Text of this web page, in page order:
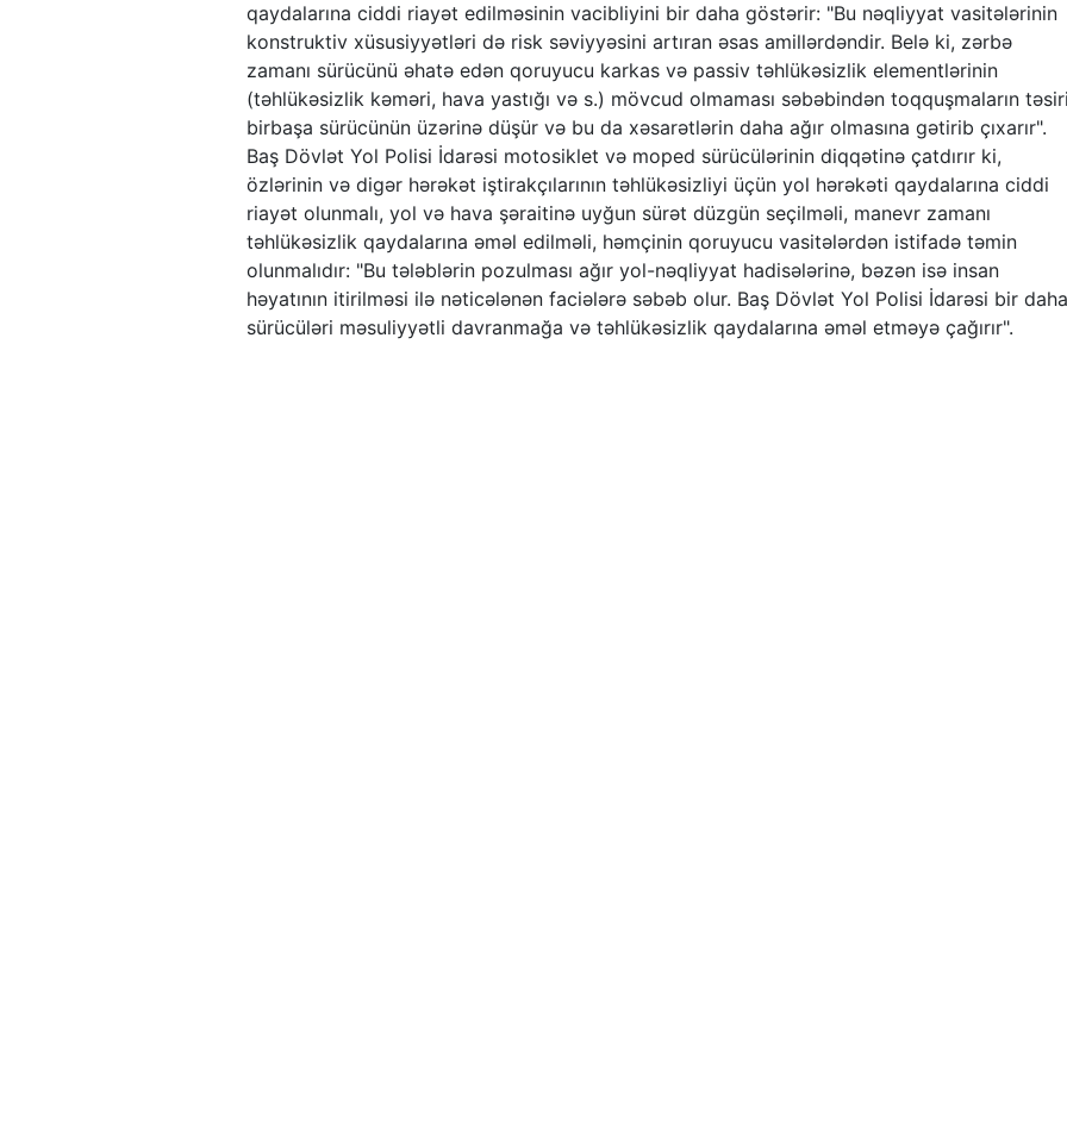
qaydalarına ciddi riayət edilməsinin vacibliyini bir daha göstərir: "Bu nəqliyyat vasitələrinin
konstruktiv xüsusiyyətləri də risk səviyyəsini artıran əsas amillərdəndir. Belə ki, zərbə
zamanı sürücünü əhatə edən qoruyucu karkas və passiv təhlükəsizlik elementlərinin
(təhlükəsizlik kəməri, hava yastığı və s.) mövcud olmaması səbəbindən toqquşmaların təsiri
birbaşa sürücünün üzərinə düşür və bu da xəsarətlərin daha ağır olmasına gətirib çıxarır".
Baş Dövlət Yol Polisi İdarəsi motosiklet və moped sürücülərinin diqqətinə çatdırır ki,
özlərinin və digər hərəkət iştirakçılarının təhlükəsizliyi üçün yol hərəkəti qaydalarına ciddi
riayət olunmalı, yol və hava şəraitinə uyğun sürət düzgün seçilməli, manevr zamanı
təhlükəsizlik qaydalarına əməl edilməli, həmçinin qoruyucu vasitələrdən istifadə təmin
olunmalıdır: "Bu tələblərin pozulması ağır yol-nəqliyyat hadisələrinə, bəzən isə insan
həyatının itirilməsi ilə nəticələnən faciələrə səbəb olur. Baş Dövlət Yol Polisi İdarəsi bir daha
sürücüləri məsuliyyətli davranmağa və təhlükəsizlik qaydalarına əməl etməyə çağırır".